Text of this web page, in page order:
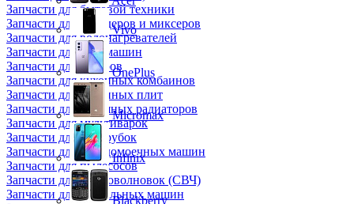
Запчасти для бытовой техники
Запчасти для блендеров и миксеров
Запчасти для водонагревателей
Запчасти для кофемашин
Запчасти для кулеров
Запчасти для кухонных комбаинов
Запчасти для кухонных плит
Запчасти для масляных радиаторов
Запчасти для мультиварок
Запчасти для мясорубок
Запчасти для посудомоечных машин
Запчасти для пылесосов
Запчасти для микроволновок (СВЧ)
Запчасти для стиральных машин
Vivo
OnePlus
Micromax
Infinix
Blackberry